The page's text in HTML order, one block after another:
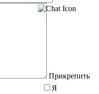
Прикрепить
Я